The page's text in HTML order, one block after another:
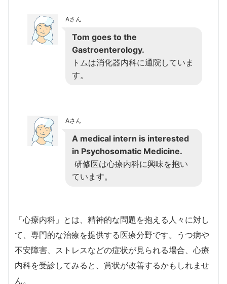
Aさん
Tom goes to the
Gastroenterology.
トムは消化器内科に通院していま
す。
Aさん
A medical intern is interested
in Psychosomatic Medicine.
研修医は心療内科に興味を抱い
ています。
「心療内科」とは、精神的な問題を抱える人々に対し
て、専門的な治療を提供する医療分野です。うつ病や
不安障害、ストレスなどの症状が見られる場合、心療
内科を受診してみると、賞状が改善するかもしれませ
ん。